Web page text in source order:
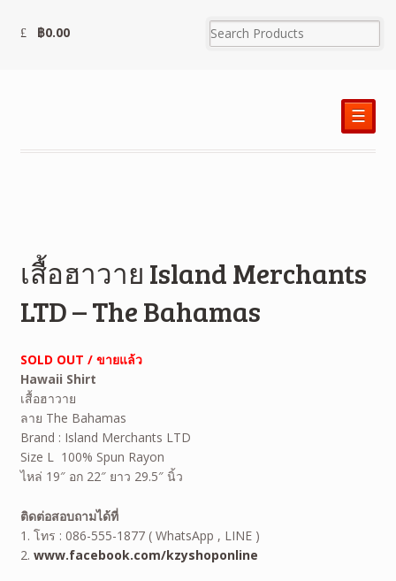
฿0.00
☰
เสื้อฮาวาย Island Merchants
LTD – The Bahamas
SOLD OUT / ขายแล้ว
Hawaii Shirt
เสื้อฮาวาย
ลาย The Bahamas
Brand : Island Merchants LTD
Size L 100% Spun Rayon
ไหล่ 19″ อก 22″ ยาว 29.5″ นิ้ว
ติดต่อสอบถามได้ที่
1. โทร : 086-555-1877 ( WhatsApp , LINE )
2. www.facebook.com/kzyshoponline